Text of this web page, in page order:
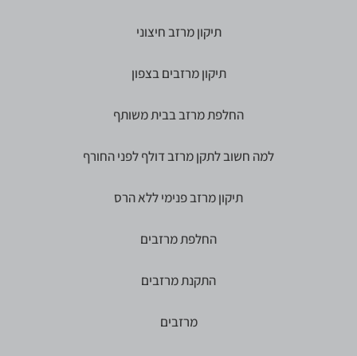
תיקון מרזב חיצוני
תיקון מרזבים בצפון
החלפת מרזב בבית משותף
למה חשוב לתקן מרזב דולף לפני החורף
תיקון מרזב פנימי ללא הרס
החלפת מרזבים
התקנת מרזבים
מרזבים